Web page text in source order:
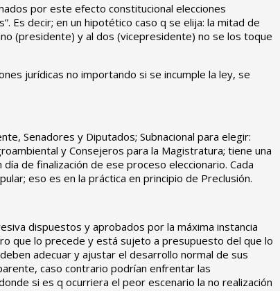
por este efecto constitucional elecciones
Es decir; en un hipotético caso q se elija: la mitad de
(presidente) y al dos (vicepresidente) no se los toque
jurídicas no importando si se incumple la ley, se
Senadores y Diputados; Subnacional para elegir:
y Consejeros para la Magistratura; tiene una
de finalización de ese proceso eleccionario. Cada
eso es en la práctica en principio de Preclusión.
dispuestos y aprobados por la máxima instancia
que lo precede y está sujeto a presupuesto del que lo
adecuar y ajustar el desarrollo normal de sus
caso contrario podrían enfrentar las
si es q ocurriera el peor escenario la no realización